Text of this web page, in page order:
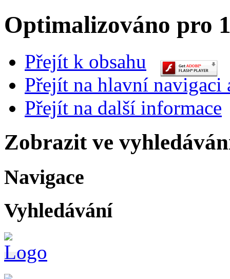
Optimalizováno pro
Přejít k obsahu
Přejít na hlavní navigaci
Přejít na další informace
Zobrazit ve
Navigace
Vyhledávání